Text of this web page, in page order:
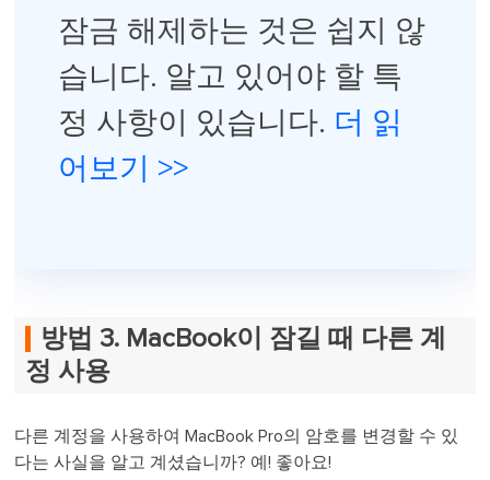
잠금 해제하는 것은 쉽지 않
습니다. 알고 있어야 할 특
정 사항이 있습니다. 더 읽
어보기 >>
방법 3. MacBook이 잠길 때 다른 계
정 사용
다른 계정을 사용하여 MacBook Pro의 암호를 변경할 수 있
다는 사실을 알고 계셨습니까? 예! 좋아요!